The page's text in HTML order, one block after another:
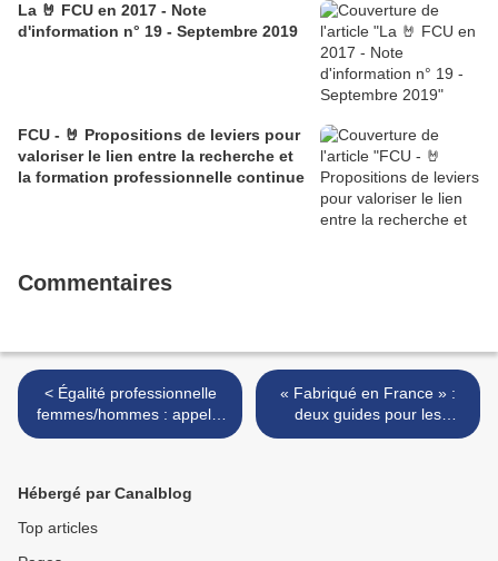
La 🤘 FCU en 2017 - Note
d'information n° 19 - Septembre 2019
FCU - 🤘 Propositions de leviers pour
valoriser le lien entre la recherche et
la formation professionnelle continue
Commentaires
< Égalité professionnelle
femmes/hommes : appel à
projets FSE (date limite : 31
« Fabriqué en France » :
deux guides pour les
consommateurs et les
Hébergé par Canalblog
Top articles